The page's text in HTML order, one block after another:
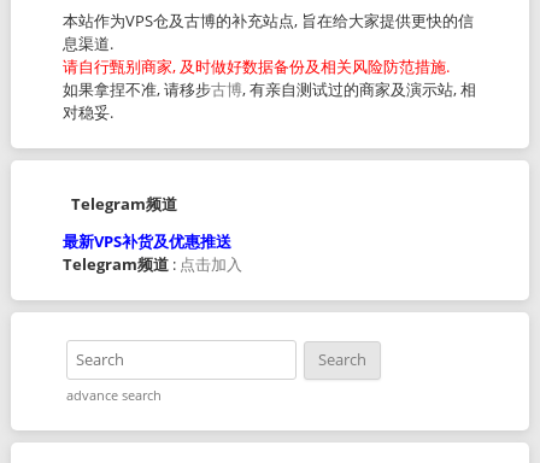
本站作为VPS仓及古博的补充站点, 旨在给大家提供更快的信
息渠道.
请自行甄别商家, 及时做好数据备份及相关风险防范措施.
如果拿捏不准, 请移步古博, 有亲自测试过的商家及演示站, 相
对稳妥.
Telegram频道
最新VPS补货及优惠推送
Telegram频道: 点击加入
advance search